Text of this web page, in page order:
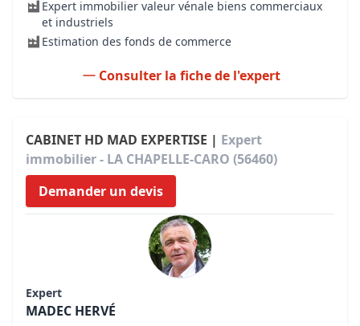
Expert immobilier valeur vénale biens commerciaux
et industriels
Estimation des fonds de commerce
Consulter la fiche de l'expert
CABINET HD MAD EXPERTISE | Expert
immobilier - LA CHAPELLE-CARO (56460)
Demander un devis
Expert
MADEC HERVÉ